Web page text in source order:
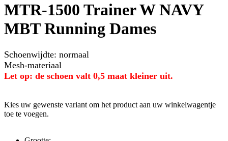
MTR-1500 Trainer W NAVY
MBT Running Dames
Schoenwijdte: normaal
Mesh-materiaal
Let op: de schoen valt 0,5 maat kleiner uit.
Kies uw gewenste variant om het product aan uw winkelwagentje
toe te voegen.